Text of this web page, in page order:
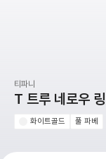
티파니
T 트루 네로우 링
화이트골드 풀 파베